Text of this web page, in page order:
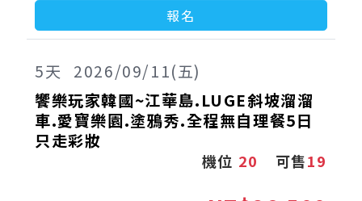
報名
2026/09/11(五)
5天
饗樂玩家韓國~江華島.LUGE斜坡溜溜
車.愛寶樂園.塗鴉秀.全程無自理餐5日
只走彩妝
機位 20 可售19